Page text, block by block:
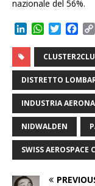
nazionale del 56%.
k
e
d
I
n
W
a
t
s
A
p
p
T
i
t
t
e
r
c
e
b
o
o
k
DISTRETTO
INDUSTRIA
NIDWALDEN
SWISS AEROSPACE